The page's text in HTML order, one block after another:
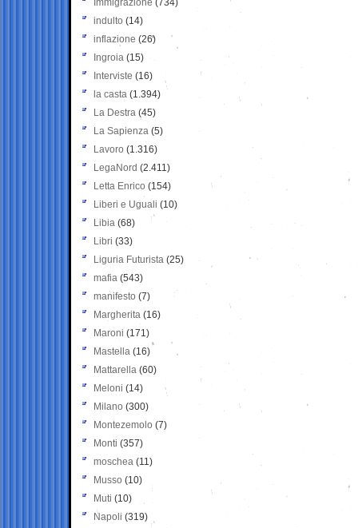
Immigrazione (734)
indulto (14)
inflazione (26)
Ingroia (15)
Interviste (16)
la casta (1.394)
La Destra (45)
La Sapienza (5)
Lavoro (1.316)
LegaNord (2.411)
Letta Enrico (154)
Liberi e Uguali (10)
Libia (68)
Libri (33)
Liguria Futurista (25)
mafia (543)
manifesto (7)
Margherita (16)
Maroni (171)
Mastella (16)
Mattarella (60)
Meloni (14)
Milano (300)
Montezemolo (7)
Monti (357)
moschea (11)
Musso (10)
Muti (10)
Napoli (319)